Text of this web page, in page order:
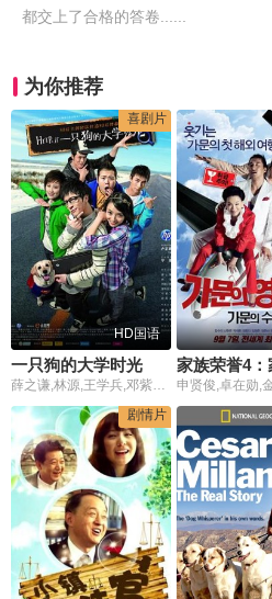
都交上了合格的答卷......
为你推荐
喜剧片
HD国语
一只狗的大学时光
薛之谦,林源,王学兵,邓紫飞,蒋璐霞,钱志君,游本昌,陈英俊,赵英龙
剧情片